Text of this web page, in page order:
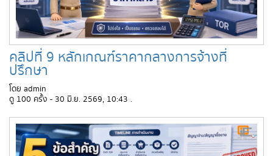
คลิปที่ 9 หลักเกณฑ์ราคากลางการจ้างที่
ปรึกษา
โดย admin
ดู 100 ครั้ง - 30 มิ.ย. 2569, 10:43 .